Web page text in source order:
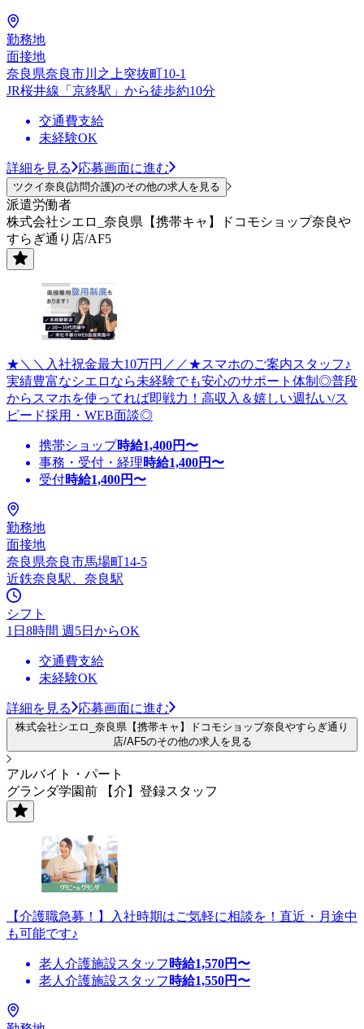
勤務地
面接地
奈良県奈良市川之上突抜町10-1
JR桜井線「京終駅」から徒歩約10分
交通費支給
未経験OK
詳細を見る 応募画面に進む
ツクイ奈良(訪問介護)のその他の求人を見る
派遣労働者
株式会社シエロ_奈良県【携帯キャ】ドコモショップ奈良や
すらぎ通り店/AF5
★＼＼入社祝金最大10万円／／★スマホのご案内スタッフ♪
実績豊富なシエロなら未経験でも安心のサポート体制◎普段
からスマホを使ってれば即戦力！高収入＆嬉しい週払い/ス
ピード採用・WEB面談◎
携帯ショップ時給1,400円〜
事務・受付・経理時給1,400円〜
受付時給1,400円〜
勤務地
面接地
奈良県奈良市馬場町14-5
近鉄奈良駅、奈良駅
シフト
1日8時間 週5日からOK
交通費支給
未経験OK
詳細を見る 応募画面に進む
株式会社シエロ_奈良県【携帯キャ】ドコモショップ奈良やすらぎ通り
店/AF5のその他の求人を見る
アルバイト・パート
グランダ学園前 【介】登録スタッフ
【介護職急募！】入社時期はご気軽に相談を！直近・月途中
も可能です♪
老人介護施設スタッフ 時給1,570円〜
老人介護施設スタッフ 時給1,550円〜